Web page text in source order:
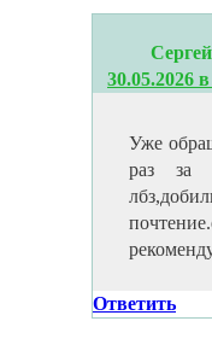
30.05.2026
Уже
раз за
Ответить